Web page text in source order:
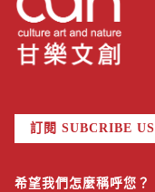
訂閱 SUBCRIBE US
希望我們怎麼稱呼您？